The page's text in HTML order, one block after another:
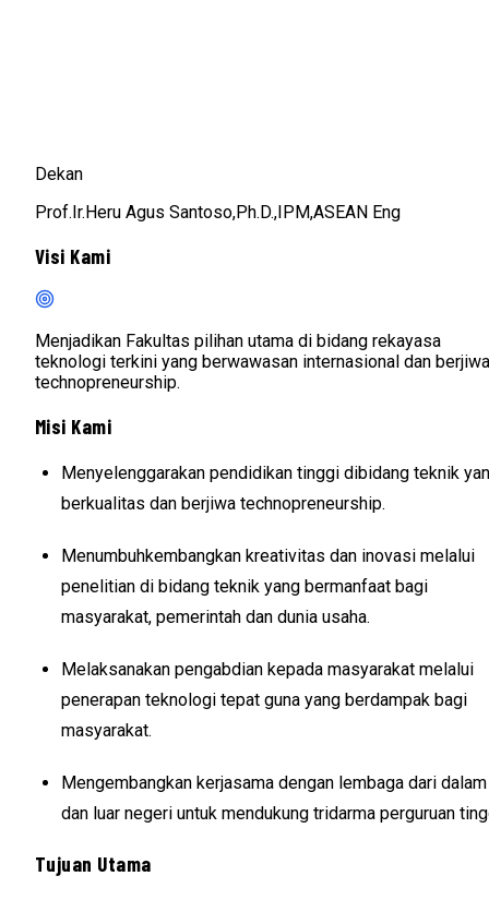
Dekan
Prof.Ir.Heru Agus Santoso,Ph.D.,IPM,ASEAN Eng
Visi Kami
Menjadikan Fakultas pilihan utama di bidang rekayasa
teknologi terkini yang berwawasan internasional dan berjiwa
technopreneurship.
Misi Kami
Menyelenggarakan pendidikan tinggi dibidang teknik
berkualitas dan berjiwa technopreneurship.
Menumbuhkembangkan kreativitas dan inovasi melalui
penelitian di bidang teknik yang bermanfaat bagi
masyarakat, pemerintah dan dunia usaha.
Melaksanakan pengabdian kepada masyarakat melalui
penerapan teknologi tepat guna yang berdampak bagi
masyarakat.
Mengembangkan kerjasama dengan lembaga dari dalam
dan luar negeri untuk mendukung tridarma perguruan
Tujuan Utama